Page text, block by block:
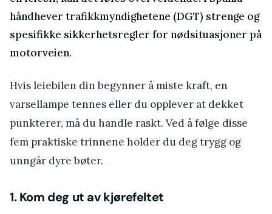
håndhever trafikkmyndighetene (DGT) strenge og
spesifikke sikkerhetsregler for nødsituasjoner på
motorveien.
Hvis leiebilen din begynner å miste kraft, en
varsellampe tennes eller du opplever at dekket
punkterer, må du handle raskt. Ved å følge disse
fem praktiske trinnene holder du deg trygg og
unngår dyre bøter.
1. Kom deg ut av kjørefeltet